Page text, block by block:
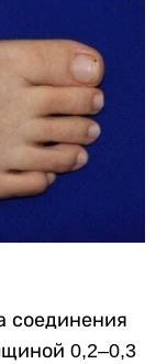
соединения
0,2–0,3